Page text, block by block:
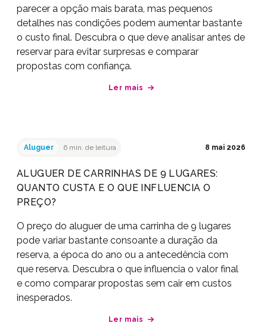
parecer a opção mais barata, mas pequenos
detalhes nas condições podem aumentar bastante
o custo final. Descubra o que deve analisar antes de
reservar para evitar surpresas e comparar
propostas com confiança.
Ler mais
Aluguer 6 min. de leitura 8 mai 2026
ALUGUER DE CARRINHAS DE 9 LUGARES:
QUANTO CUSTA E O QUE INFLUENCIA O
PREÇO?
O preço do aluguer de uma carrinha de 9 lugares
pode variar bastante consoante a duração da
reserva, a época do ano ou a antecedência com
que reserva. Descubra o que influencia o valor final
e como comparar propostas sem cair em custos
inesperados.
Ler mais